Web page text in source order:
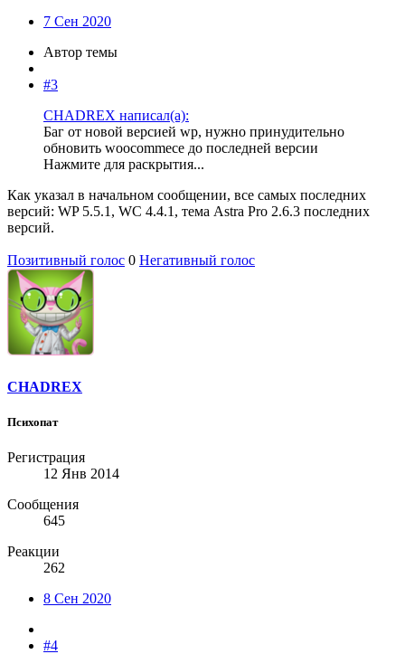
7 Сен 2020
Автор темы
#3
CHADREX написал(а):
Баг от новой версией wp, нужно принудительно
обновить woocommece до последней версии
Нажмите для раскрытия...
Как указал в начальном сообщении, все самых последних
версий: WP 5.5.1, WC 4.4.1, тема Astra Pro 2.6.3 последних
версий.
Позитивный голос 0 Негативный голос
CHADREX
Психопат
Регистрация
12 Янв 2014
Сообщения
645
Реакции
262
8 Сен 2020
#4